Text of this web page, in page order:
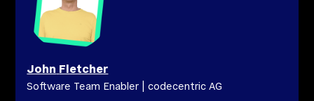
John Fletcher
Software Team Enabler |codecentric AG